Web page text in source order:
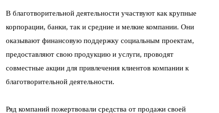
В благотворительной деятельности участвуют как крупные
корпорации, банки, так и средние и мелкие компании. Они
оказывают финансовую поддержку социальным проектам,
предоставляют свою продукцию и услуги, проводят
совместные акции для привлечения клиентов компании к
благотворительной деятельности.
Ряд компаний пожертвовали средства от продажи своей